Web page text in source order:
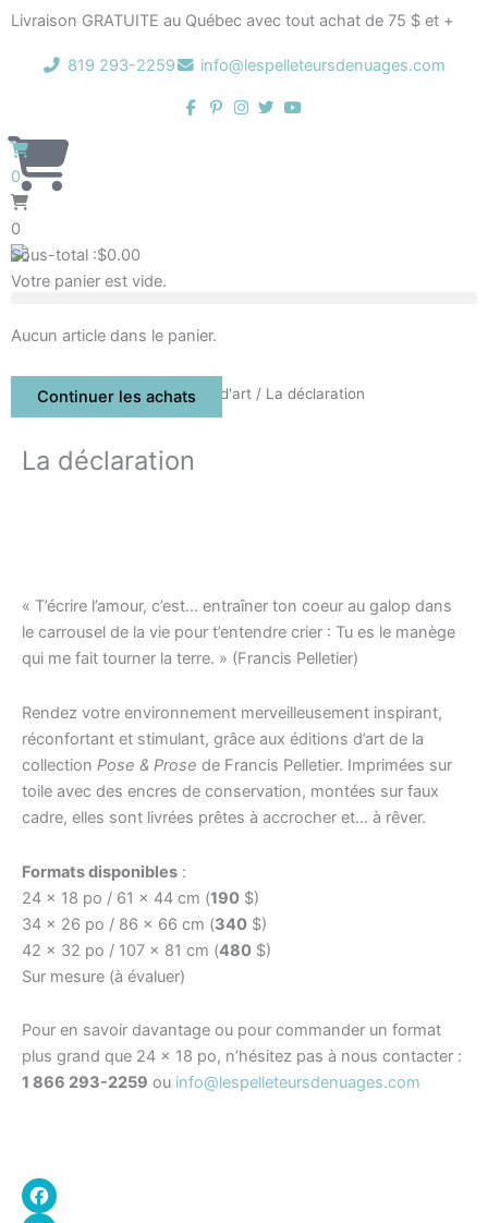
Aller
contenu
Livraison GRATUITE au Québec avec tout achat de 75 $ et +
819 293-2259 info@lespelleteursdenuages.com
0
0
Sous-total :$0.00
Votre panier est vide.
Aucun article dans le panier.
Continuer les achats
Accueil/Boutique /Éditions d'art / La déclaration
La déclaration
« T’écrire l’amour, c’est… entraîner ton coeur au galop dans
le carrousel de la vie pour t’entendre crier : Tu es le manège
qui me fait tourner la terre. » (Francis Pelletier)
Rendez votre environnement merveilleusement inspirant,
réconfortant et stimulant, grâce aux éditions d’art de la
collection Pose & Prose de Francis Pelletier. Imprimées sur
toile avec des encres de conservation, montées sur faux
cadre, elles sont livrées prêtes à accrocher et… à rêver.
Formats disponibles :
24 x 18 po / 61 x 44 cm (190 $)
34 x 26 po / 86 x 66 cm (340 $)
42 x 32 po / 107 x 81 cm (480 $)
Sur mesure (à évaluer)
Pour en savoir davantage ou pour commander un format
plus grand que 24 x 18 po, n’hésitez pas à nous contacter :
1 866 293-2259 ou info@lespelleteursdenuages.com